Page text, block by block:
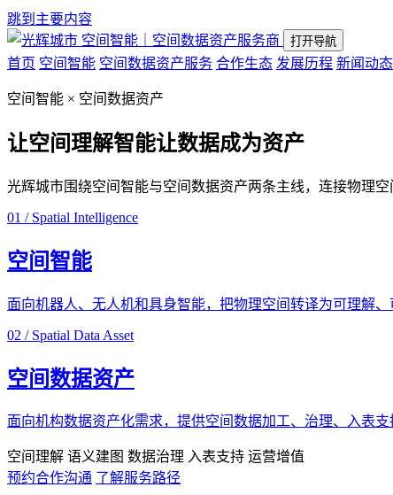
跳到主要内容
空间智能｜空间数据资产服务商
打开导航
首页 空间智能 空间数据资产服务 合作生态 发展历程 新闻动态
空间智能 × 空间数据资产
让空间理解智能让数据成为资产
光辉城市围绕空间智能与空间数据资产两条主线，连接物理
01 / Spatial Intelligence
空间智能
面向机器人、无人机和具身智能，把物理空间转译为可理解、
02 / Spatial Data Asset
空间数据资产
面向机构数据资产化需求，提供空间数据加工、治理、入表支
空间理解 语义建图 数据治理 入表支持 运营增值
预约合作沟通 了解服务路径